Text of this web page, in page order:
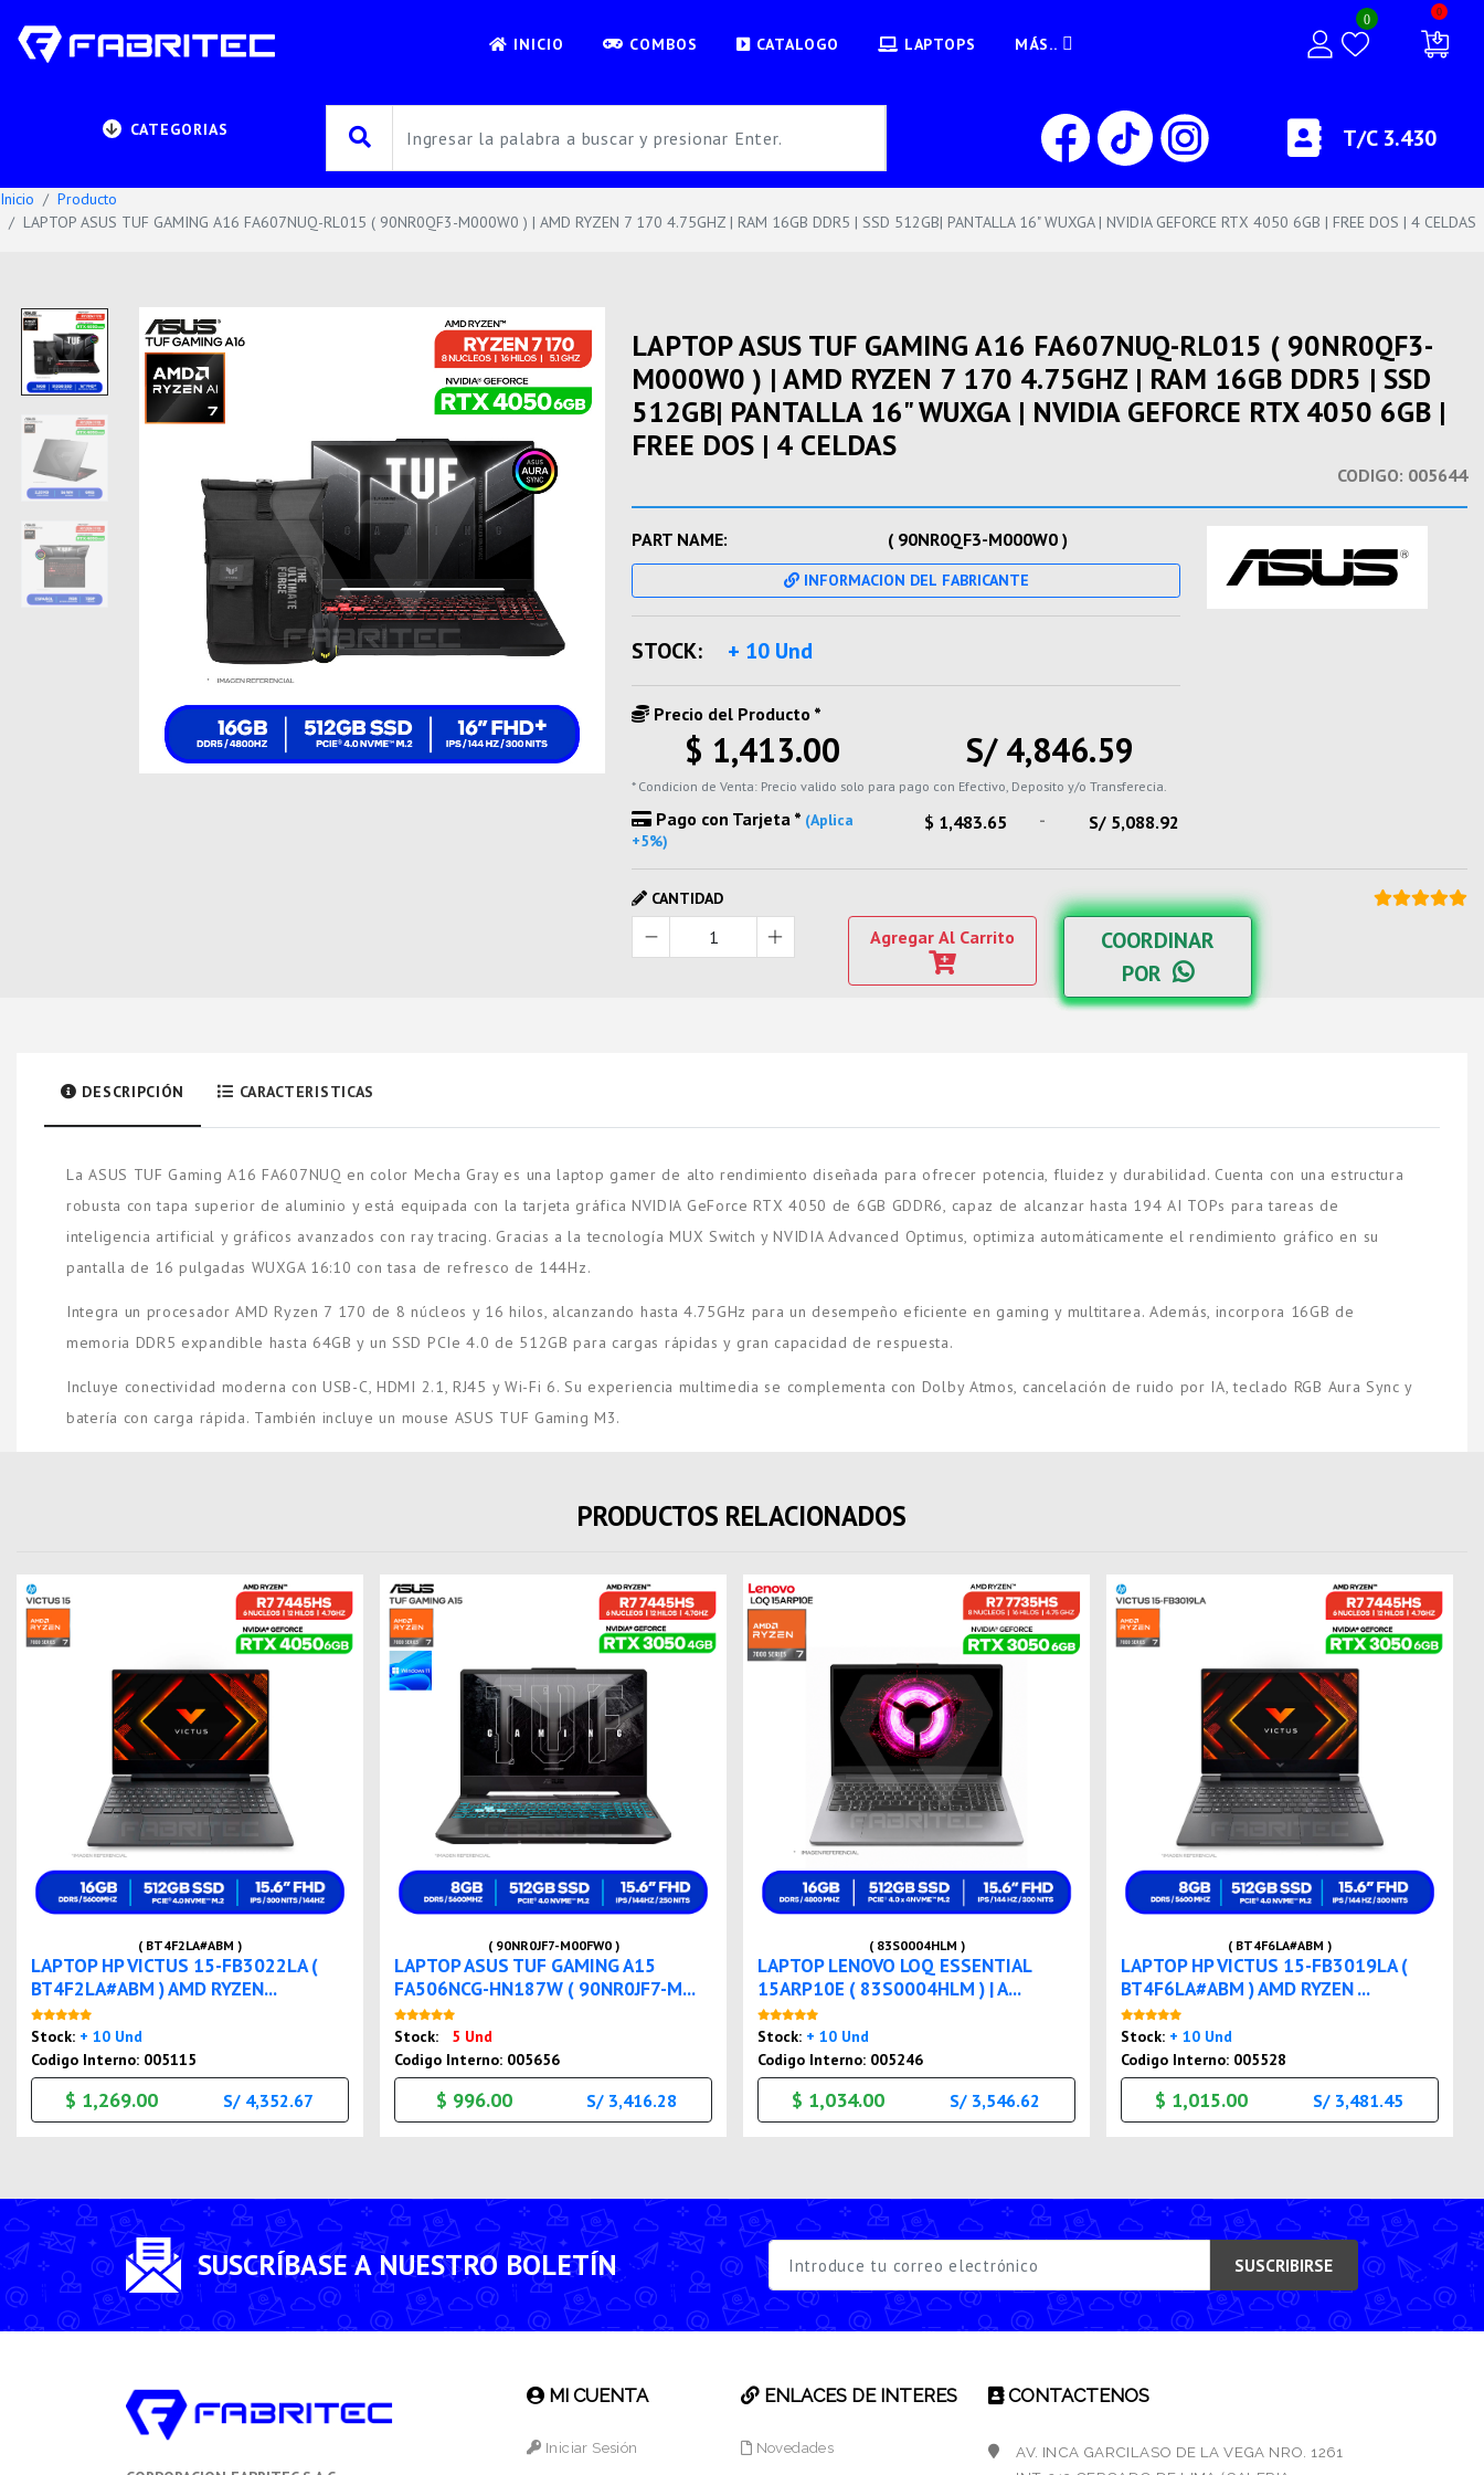
INICIO COMBOS CATALOGO LAPTOPS MÁS..
0
0
CATEGORIAS T/C 3.430
Inicio
Producto
LAPTOP ASUS TUF GAMING A16 FA607NUQ-RL015 ( 90NR0QF3-M000W0 ) | AMD RYZEN 7 170 4.75GHZ | RAM 16GB DDR5 | SSD 512GB| PANTALLA 16" WUXGA | NVIDIA GEFORCE RTX 4050 6GB | FREE DOS | 4 CELDAS
LAPTOP ASUS TUF GAMING A16 FA607NUQ-RL015 ( 90NR0QF3-
M000W0 ) | AMD RYZEN 7 170 4.75GHZ | RAM 16GB DDR5 | SSD
512GB| PANTALLA 16" WUXGA | NVIDIA GEFORCE RTX 4050 6GB |
FREE DOS | 4 CELDAS
CODIGO: 005644
PART NAME: ( 90NR0QF3-M000W0 )
INFORMACION DEL FABRICANTE
STOCK: + 10 Und
Precio del Producto *
$ 1,413.00 S/ 4,846.59
* Condicion de Venta: Precio valido solo para pago con Efectivo, Deposito y/o Transferecia.
Pago con Tarjeta * (Aplica
+5%)
$ 1,483.65 - S/ 5,088.92
CANTIDAD
Agregar Al Carrito
COORDINAR
POR
DESCRIPCIÓN CARACTERISTICAS
La ASUS TUF Gaming A16 FA607NUQ en color Mecha Gray es una laptop gamer de alto rendimiento diseñada para ofrecer potencia, fluidez y durabilidad. Cuenta con una estructura
robusta con tapa superior de aluminio y está equipada con la tarjeta gráfica NVIDIA GeForce RTX 4050 de 6GB GDDR6, capaz de alcanzar hasta 194 AI TOPs para tareas de
inteligencia artificial y gráficos avanzados con ray tracing. Gracias a la tecnología MUX Switch y NVIDIA Advanced Optimus, optimiza automáticamente el rendimiento gráfico en su
pantalla de 16 pulgadas WUXGA 16:10 con tasa de refresco de 144Hz.
Integra un procesador AMD Ryzen 7 170 de 8 núcleos y 16 hilos, alcanzando hasta 4.75GHz para un desempeño eficiente en gaming y multitarea. Además, incorpora 16GB de
memoria DDR5 expandible hasta 64GB y un SSD PCIe 4.0 de 512GB para cargas rápidas y gran capacidad de respuesta.
Incluye conectividad moderna con USB-C, HDMI 2.1, RJ45 y Wi-Fi 6. Su experiencia multimedia se complementa con Dolby Atmos, cancelación de ruido por IA, teclado RGB Aura Sync y
batería con carga rápida. También incluye un mouse ASUS TUF Gaming M3.
PRODUCTOS RELACIONADOS
( BT4F2LA#ABM )
LAPTOP HP VICTUS 15-FB3022LA (
BT4F2LA#ABM ) AMD RYZEN...
Stock: + 10 Und
Codigo Interno: 005115
$ 1,269.00 S/ 4,352.67
( 90NR0JF7-M00FW0 )
LAPTOP ASUS TUF GAMING A15
FA506NCG-HN187W ( 90NR0JF7-M...
Stock:
5 Und
Codigo Interno: 005656
$ 996.00 S/ 3,416.28
( 83S0004HLM )
LAPTOP LENOVO LOQ ESSENTIAL
15ARP10E ( 83S0004HLM ) | A...
Stock: + 10 Und
Codigo Interno: 005246
$ 1,034.00 S/ 3,546.62
( BT4F6LA#ABM )
LAPTOP HP VICTUS 15-FB3019LA (
BT4F6LA#ABM ) AMD RYZEN ...
Stock: + 10 Und
Codigo Interno: 005528
$ 1,015.00 S/ 3,481.45
SUSCRÍBASE A NUESTRO BOLETÍN SUSCRIBIRSE
MI CUENTA
Iniciar Sesión
ENLACES DE INTERES
Novedades
CONTACTENOS
AV. INCA GARCILASO DE LA VEGA NRO. 1261